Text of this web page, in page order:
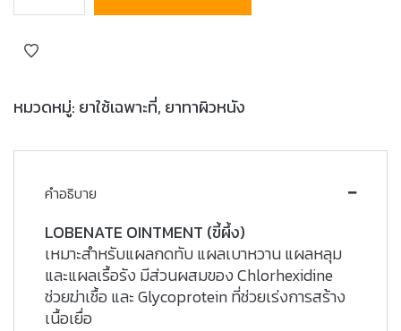
หมวดหมู่: ยาใช้เฉพาะที่, ยาทาผิวหนัง
คำอธิบาย
LOBENATE OINTMENT (ขี้ผึ้ง)
เหมาะสำหรับแผลกดทับ แผลเบาหวาน แผลหลุม
และแผลเรื้อรัง มีส่วนผสมของ Chlorhexidine
ช่วยฆ่าเชื้อ และ Glycoprotein ที่ช่วยเร่งการสร้าง
เนื้อเยื่อ